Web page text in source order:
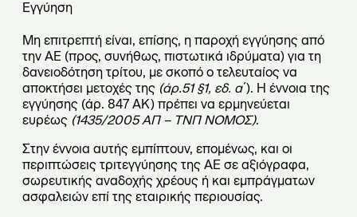
Εγγύηση
Μη επιτρεπτή είναι, επίσης, η παροχή εγγύησης από
την ΑΕ (προς, συνήθως, πιστωτικά ιδρύματα) για τη
δανειοδότηση τρίτου, με σκοπό ο τελευταίος να
αποκτήσει μετοχές της (άρ.51 §1, εδ. α΄). Η έννοια της
εγγύησης (άρ. 847 ΑΚ) πρέπει να ερμηνεύεται
ευρέως (1435/2005 ΑΠ – ΤΝΠ ΝΟΜΟΣ).
Στην έννοια αυτής εμπίπτουν, επομένως, και οι
περιπτώσεις τριτεγγύησης της ΑΕ σε αξιόγραφα,
σωρευτικής αναδοχής χρέους ή και εμπράγματων
ασφαλειών επί της εταιρικής περιουσίας.